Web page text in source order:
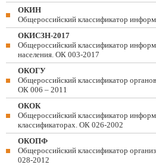
ОКИН
Общероссийский классификатор
ОКИСЗН-2017
Общероссийский классификатор
населения. ОК 003-2017
ОКОГУ
Общероссийский классификатор
ОК 006 – 2011
ОКОК
Общероссийский классификатор
классификаторах. ОК 026-2002
ОКОПФ
Общероссийский классификатор
028-2012